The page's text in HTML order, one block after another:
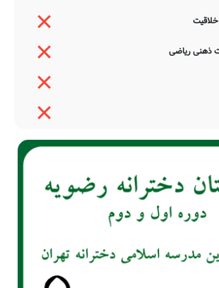
ذهنی ریاضی